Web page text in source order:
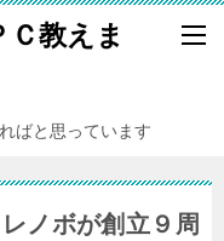
教えま
ばと思っています
ノボが創立９周